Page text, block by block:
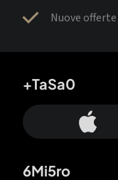
Nuove
+TaSa0
6Mi5ro